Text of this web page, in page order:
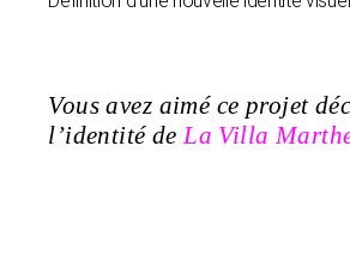
Vous avez aimé ce projet
l’identité de La Villa